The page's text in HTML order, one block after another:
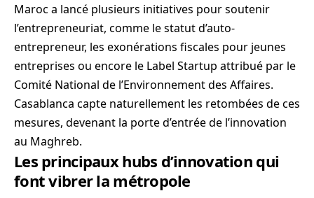
Maroc a lancé plusieurs initiatives pour soutenir
l’entrepreneuriat, comme le statut d’auto-
entrepreneur, les exonérations fiscales pour jeunes
entreprises ou encore le Label Startup attribué par le
Comité National de l’Environnement des Affaires.
Casablanca capte naturellement les retombées de ces
mesures, devenant la porte d’entrée de l’innovation
au Maghreb.
Les principaux hubs d’innovation qui
font vibrer la métropole